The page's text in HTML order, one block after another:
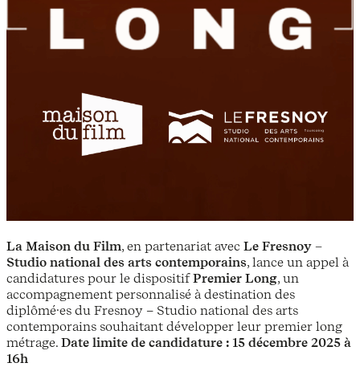
La Maison du Film, en partenariat avec Le Fresnoy –
Studio national des arts contemporains, lance un appel à
candidatures pour le dispositifPremier Long, un
accompagnement personnalisé à destination des
diplômé·es du Fresnoy – Studio national des arts
contemporains souhaitant développer leur premier long
métrage. Date limite de candidature : 15 décembre 2025 à
16h